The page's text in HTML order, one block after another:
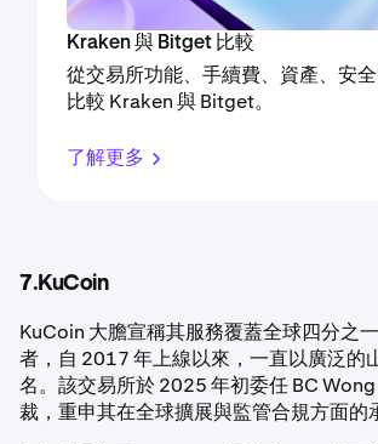
Kraken 與 Bitget 比較
從交易所功能、手續費、資產、安
比較 Kraken 與 Bitget。
了解更多
7.KuCoin
KuCoin 大膽宣稱其服務覆蓋全球四分之
者，自 2017 年上線以來，一直以廣泛的
名。該交易所於 2025 年初委任 BC
裁，重申其在全球擴展與監管合規方面的